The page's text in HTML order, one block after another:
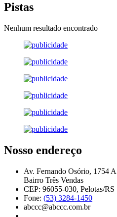
Pistas
Nenhum resultado encontrado
Nosso endereço
Av. Fernando Osório, 1754 A
Bairro Três Vendas
CEP: 96055-030, Pelotas/RS
Fone: (53) 3284-1450
abccc@abccc.com.br